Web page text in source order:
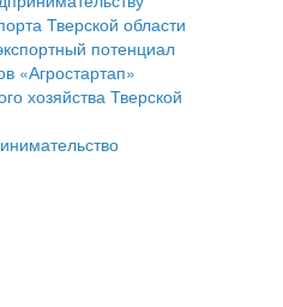
регламентов
субъектов малого и
субъектов малого и
Тверской области
потенциал
«Агростартап»
хозяйства Тверской